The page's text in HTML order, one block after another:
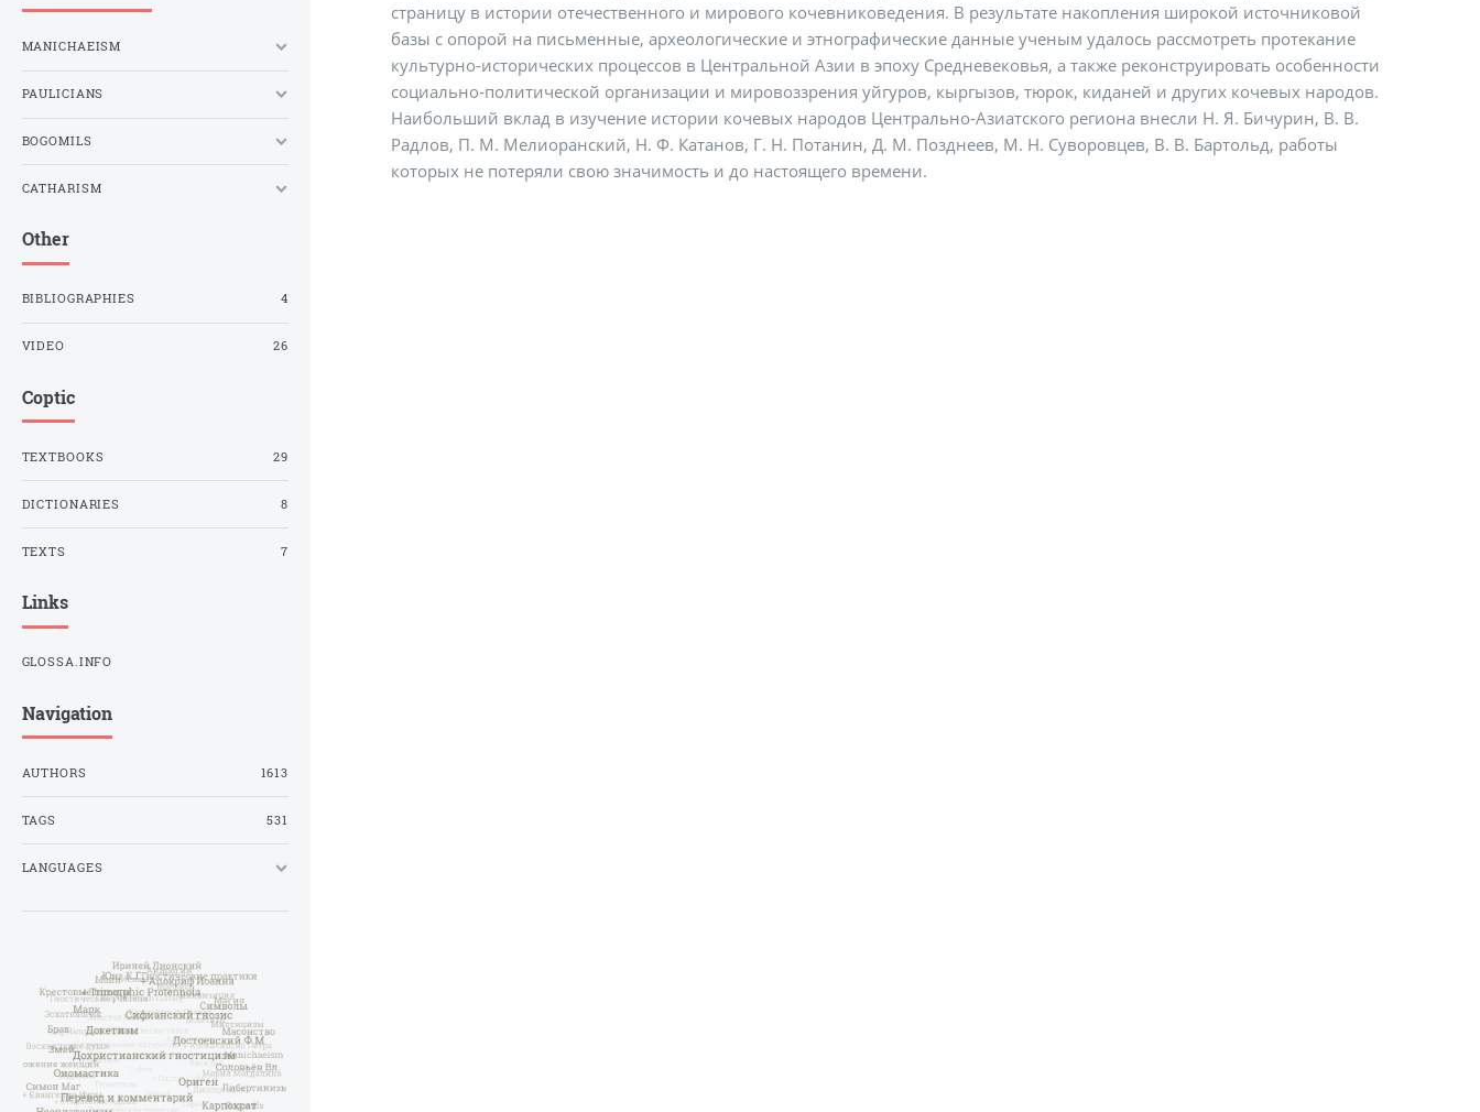
страницу в истории отечественного и мирового кочевниковедения. В результате накопления широкой источниковой
базы с опорой на письменные, археологические и этнографические данные ученым удалось рассмотреть протекание
культурно-исторических процессов в Центральной Азии в эпоху Средневековья, а также реконструировать особенности
социально-политической организации и мировоззрения уйгуров, кыргызов, тюрок, киданей и других кочевых народов.
Наибольший вклад в изучение истории кочевых народов Центрально-Азиатского региона внесли Н. Я. Бичурин, В. В.
Радлов, П. М. Мелиоранский, Н. Ф. Катанов, Г. Н. Потанин, Д. М. Позднеев, М. Н. Суворовцев, В. В. Бартольд, работы
которых не потеряли свою значимость и до настоящего времени.
MANICHAEISM
PAULICIANS
BOGOMILS
CATHARISM
Other
BIBLIOGRAPHIES 4
VIDEO 26
Coptic
TEXTBOOKS 29
DICTIONARIES 8
TEXTS 7
Links
GLOSSA.INFO
Navigation
AUTHORS 1613
TAGS 531
LANGUAGES